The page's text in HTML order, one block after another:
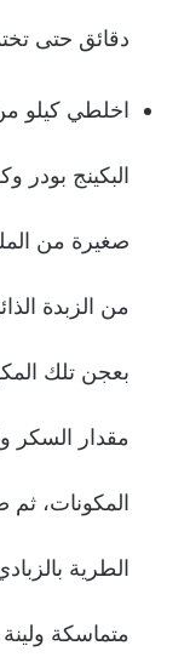
دقائق حتى
اخلطي كيلو
البكينج
صغيرة من
من الزبدة
بعجن تلك
مقدار السكر
المكونات،
الطرية
متماسكة